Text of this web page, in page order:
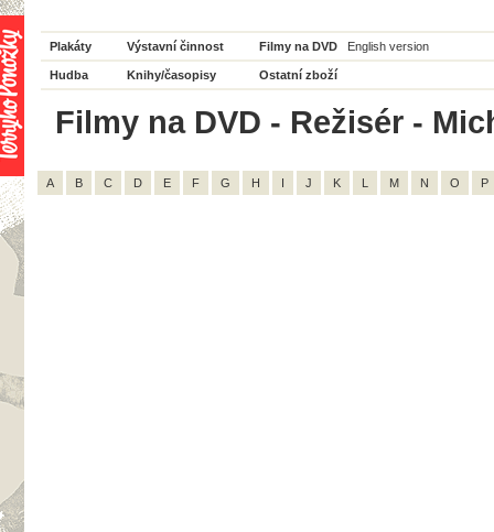
Plakáty Výstavní činnost Filmy na DVD English version
Hudba Knihy/časopisy Ostatní zboží
Filmy na DVD - Režisér -
A B C D E F G H I J K L M N O P